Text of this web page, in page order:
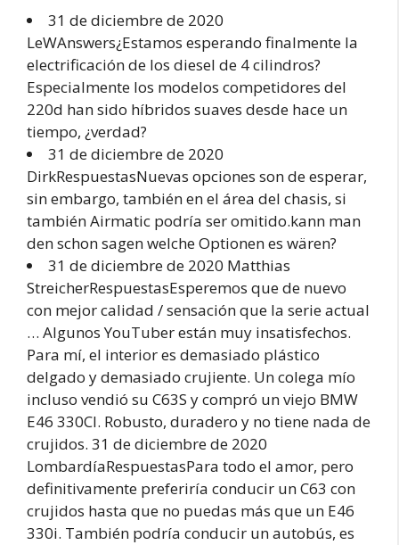
31 de diciembre de 2020
LeWAnswers¿Estamos esperando finalmente la
electrificación de los diesel de 4 cilindros?
Especialmente los modelos competidores del
220d han sido híbridos suaves desde hace un
tiempo, ¿verdad?
31 de diciembre de 2020
DirkRespuestasNuevas opciones son de esperar,
sin embargo, también en el área del chasis, si
también Airmatic podría ser omitido.kann man
den schon sagen welche Optionen es wären?
31 de diciembre de 2020 Matthias
StreicherRespuestasEsperemos que de nuevo
con mejor calidad / sensación que la serie actual
… Algunos YouTuber están muy insatisfechos.
Para mí, el interior es demasiado plástico
delgado y demasiado crujiente. Un colega mío
incluso vendió su C63S y compró un viejo BMW
E46 330CI. Robusto, duradero y no tiene nada de
crujidos. 31 de diciembre de 2020
LombardíaRespuestasPara todo el amor, pero
definitivamente preferiría conducir un C63 con
crujidos hasta que no puedas más que un E46
330i. También podría conducir un autobús, es